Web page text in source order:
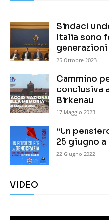
Sindaci
Italia sono
generazioni
25 Ottobre 2023
Cammino
conclusiva
Birkenau
17 Maggio 2023
“Un
25 giugno a
22 Giugno 2022
VIDEO